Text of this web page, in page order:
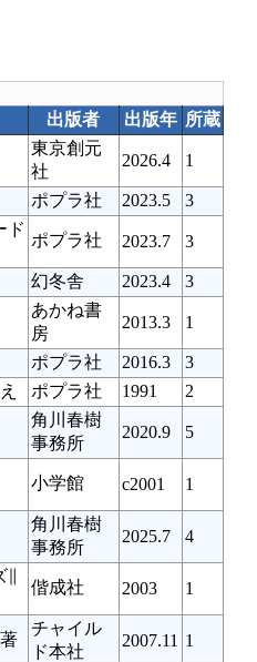
出版者 出版年 所蔵
東京創元
社
2026.4 1
ポプラ社 2023.5 3
ド
ポプラ社 2023.7 3
幻冬舎 2023.4 3
あかね書
房
2013.3 1
ポプラ社 2016.3
3
ポプラ社 1991 2
角川春樹
事務所
2020.9 5
小学館 c2001 1
角川春樹
事務所
2025.7 4
偕成社 2003 1
チャイル
ド本社
2007.11 1